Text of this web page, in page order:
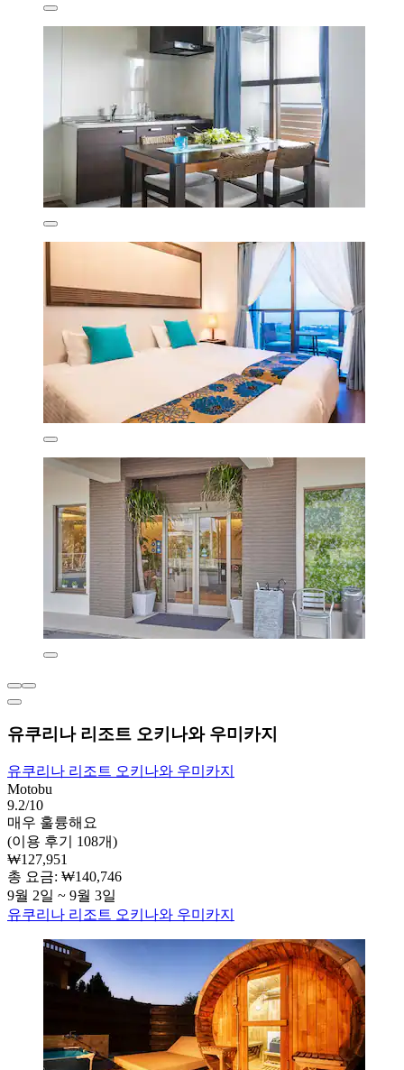
유쿠리나 리조트 오키나와 우미카지
유쿠리나 리조트 오키나와 우미카지
Motobu
9.2/10
매우 훌륭해요
(이용 후기 108개)
₩127,951
총 요금: ₩140,746
9월 2일 ~ 9월 3일
유쿠리나 리조트 오키나와 우미카지